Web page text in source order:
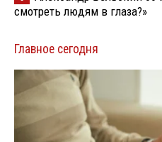
смотреть людям в глаза?»
Главное сегодня